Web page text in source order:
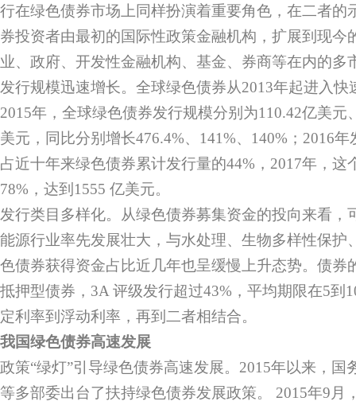
行在绿色债券市场上同样扮演着重要角色，在二者的
券投资者由最初的国际性政策金融机构，扩展到现今
业、政府、开发性金融机构、基金、券商等在内的多
发行规模迅速增长。全球绿色债券从2013年起进入快
2015年，全球绿色债券发行规模分别为110.42亿美元
美元，同比分别增长476.4%、141%、140%；2016
占近十年来绿色债券累计发行量的44%，2017年，这
78%，达到1555 亿美元。
发行类目多样化。从绿色债券募集资金的投向来看，
能源行业率先发展壮大，与水处理、生物多样性保护
色债券获得资金占比近几年也呈缓慢上升态势。债券
抵押型债券，3A 评级发行超过43%，平均期限在5到
定利率到浮动利率，再到二者相结合。
我国绿色债券高速发展
政策“绿灯”引导绿色债券高速发展。2015年以来，国
等多部委出台了扶持绿色债券发展政策。 2015年9月